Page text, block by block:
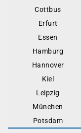
Cottbus
Erfurt
Essen
Hamburg
Hannover
Kiel
Leipzig
München
Potsdam